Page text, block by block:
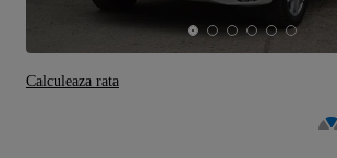
Calculeaza rata